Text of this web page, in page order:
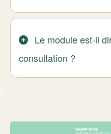
Le module est-il
consultation ?